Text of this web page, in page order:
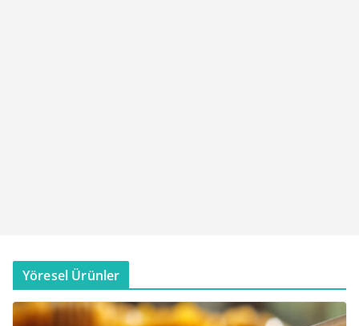
Yöresel Ürünler